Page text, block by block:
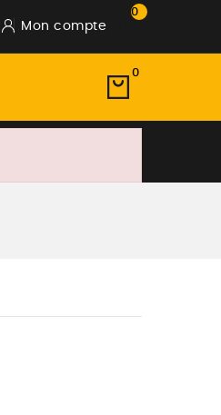
Mon compte
0
0